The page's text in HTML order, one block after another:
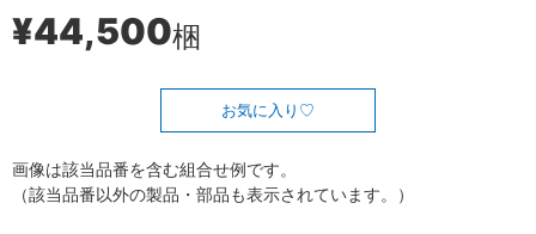
¥44,500梱
お気に入り
画像は該当品番を含む組合せ例です。
（該当品番以外の製品・部品も表示されています。）